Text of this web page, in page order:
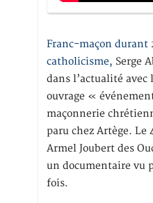
Franc-maçon durant
catholicisme, Serge
dans l’actualité
ouvrage «
maçonnerie
paru chez Artège. Le
Armel Joubert des
un documentaire vu
fois.